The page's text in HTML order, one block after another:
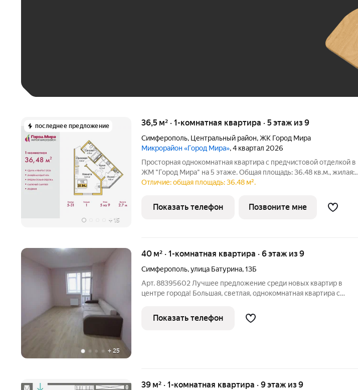
последнее предложение
+ 15
36,5 м² · 1-комнатная квартира · 5 этаж из 9
Симферополь, Центральный район,ЖК Город Мира
Микрорайон «Город Мира», 4 квартал 2026
Просторная однокомнатная квартира с предчистовой отделкой в
ЖМ "Город Мира" на 5 этаже. Общая площадь: 36.48 кв.м., жилая:
15.57 кв.м., площадь кухни: 8.75 кв.м. Все окна выходят на одну
Отличие: общая площадь: 36.48 м².
Показать телефон Позвоните мне
+ 25
40 м² · 1-комнатная квартира · 6 этаж из 9
Симферополь,улица Батурина,13Б
Арт. 88395602 Лучшее предложение среди новых квартир в
центре города! Большая, светлая, однокомнатная квартира с
Симферополя. Осталось доделать только кухню и можно заехать и
жить. Квартира в новом доме
Показать телефон
39 м² · 1-комнатная квартира · 9 этаж из 9